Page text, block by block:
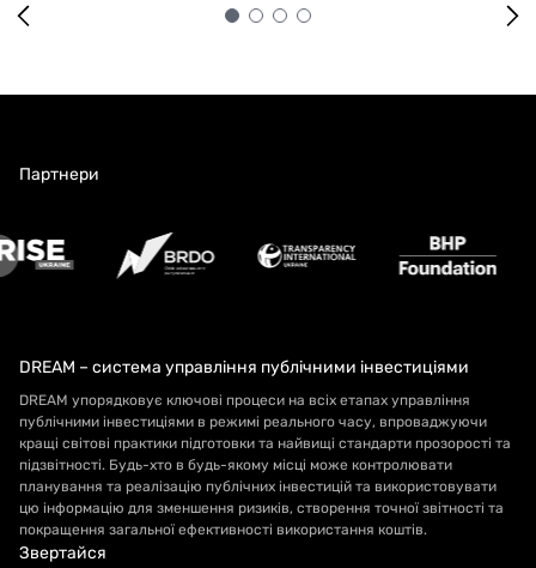
Партнери
DREAM – система управління публічними інвестиціями
DREAM упорядковує ключові процеси на всіх етапах управління
публічними інвестиціями в режимі реального часу, впроваджуючи
кращі світові практики підготовки та найвищі стандарти прозорості та
підзвітності. Будь-хто в будь-якому місці може контролювати
планування та реалізацію публічних інвестицій та використовувати
цю інформацію для зменшення ризиків, створення точної звітності та
покращення загальної ефективності використання коштів.
Звертайся